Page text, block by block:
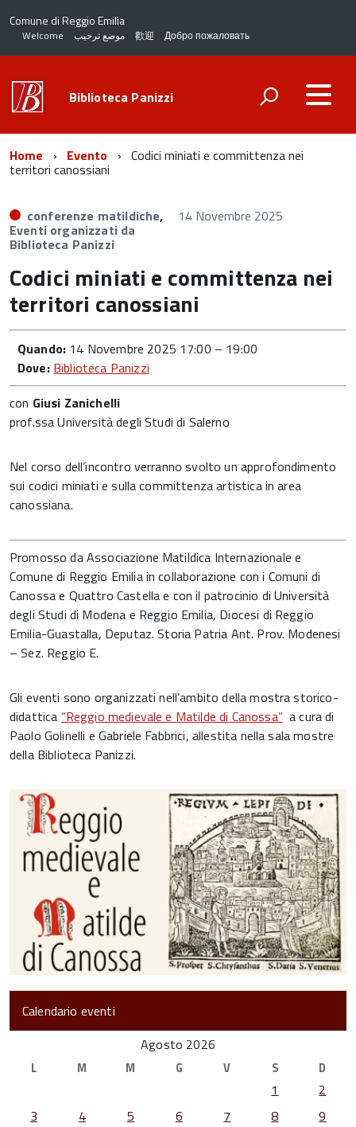
Comune di Reggio Emilia
Welcome موضع ترحيب 歡迎 Добро пожаловать
Biblioteca Panizzi
Home Evento Codici miniati e committenza nei
territori canossiani
conferenze matildiche,
Eventi organizzati da
Biblioteca Panizzi
14 Novembre 2025
Codici miniati e committenza nei
territori canossiani
Quando: 14 Novembre 2025 17:00 – 19:00
Dove: Biblioteca Panizzi
con Giusi Zanichelli
prof.ssa Università degli Studi di Salerno
Nel corso dell’incontro verranno svolto un approfondimento
sui codici miniati e sulla committenza artistica in area
canossiana.
Promosso da Associazione Matildica Internazionale e
Comune di Reggio Emilia in collaborazione con i Comuni di
Canossa e Quattro Castella e con il patrocinio di Università
degli Studi di Modena e Reggio Emilia, Diocesi di Reggio
Emilia-Guastalla, Deputaz. Storia Patria Ant. Prov. Modenesi
– Sez. Reggio E.
Gli eventi sono organizzati nell’ambito della mostra storico-
didattica “Reggio medievale e Matilde di Canossa”a cura di
Paolo Golinelli e Gabriele Fabbrici, allestita nella sala mostre
della Biblioteca Panizzi.
Calendario eventi
Agosto 2026
L M M G V S D
1
2
3
4 5 6 7 8
9